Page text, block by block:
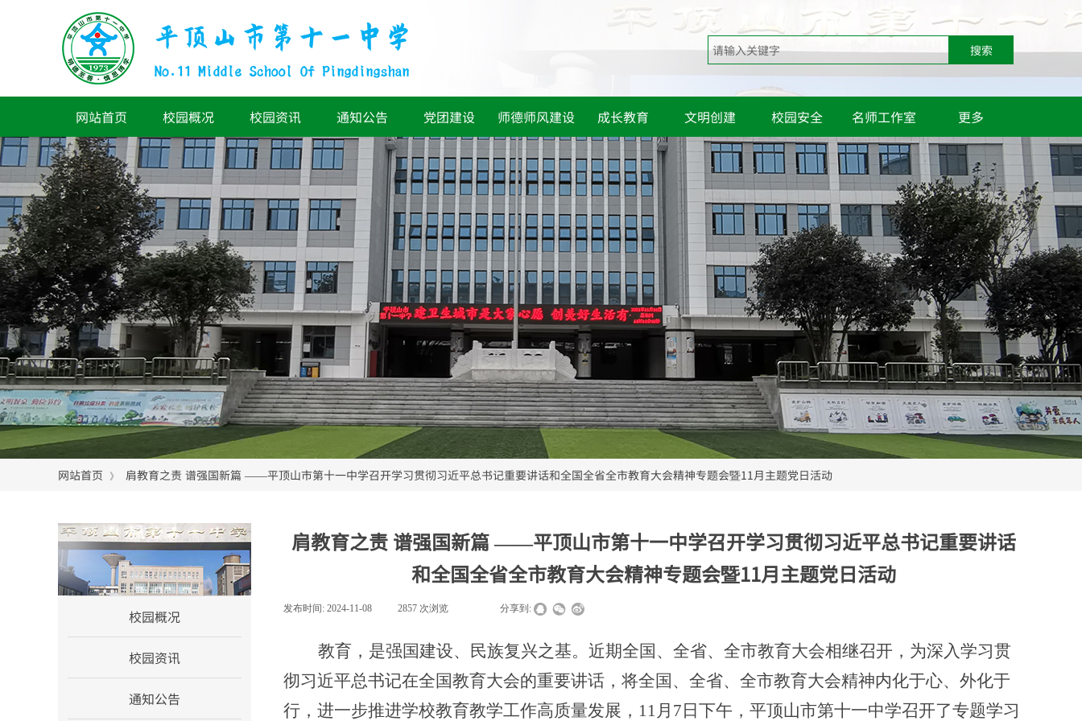
搜索
网站首页 校园概况 校园资讯 通知公告 党团建设 师德师风建设 成长教育 文明创建 校园安全 名师工作室 更多
网站首页 》 肩教育之责 谱强国新篇 ——平顶山市第十一中学召开学习贯彻习近平总书记重要讲话和全国全省全市教育大会精神专题会暨11月主题党日活动
网站首页
校园概况
校园资讯
通知公告
肩教育之责 谱强国新篇 ——平顶山市第十一中学召开学习贯彻习近平总书记重要讲话
和全国全省全市教育大会精神专题会暨11月主题党日活动
发布时间: 2024-11-08 2857 次浏览 分享到:
教育，是强国建设、民族复兴之基。近期全国、全省、全市教育大会相继召开，为深入学习贯
彻习近平总书记在全国教育大会的重要讲话，将全国、全省、全市教育大会精神内化于心、外化于
行，进一步推进学校教育教学工作高质量发展， 11月7日下午，平顶山市第十一中学召开了专题学习